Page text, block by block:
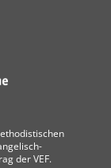
der VEF.